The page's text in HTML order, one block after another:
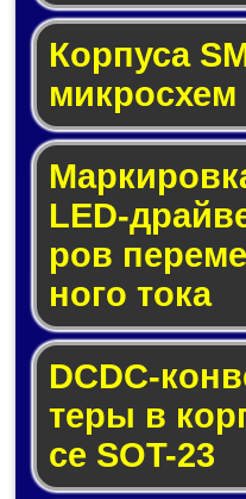
Корпуса
мик­ро­схем
LED-
ров
но­го то­ка
DCDC-
те­ры в
се SOT-23